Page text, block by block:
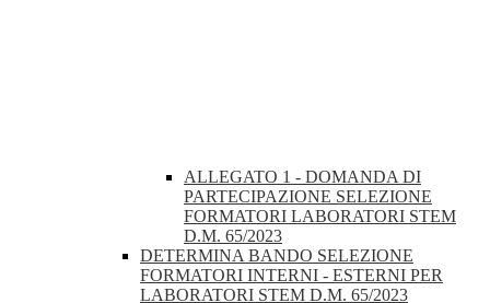
ALLEGATO 1 - DOMANDA DI
PARTECIPAZIONE SELEZIONE
FORMATORI LABORATORI STEM
D.M. 65/2023
DETERMINA BANDO SELEZIONE
FORMATORI INTERNI - ESTERNI PER
LABORATORI STEM D.M. 65/2023